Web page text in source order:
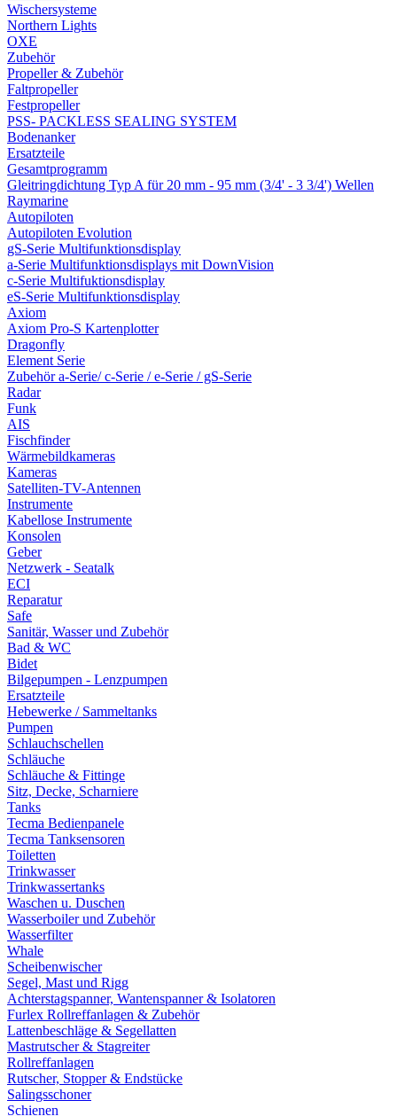
Wischersysteme
Northern Lights
OXE
Zubehör
Propeller & Zubehör
Faltpropeller
Festpropeller
PSS- PACKLESS SEALING SYSTEM
Bodenanker
Ersatzteile
Gesamtprogramm
Gleitringdichtung Typ A für 20 mm - 95 mm (3/4' - 3 3/4') Wellen
Raymarine
Autopiloten
Autopiloten Evolution
gS-Serie Multifunktionsdisplay
a-Serie Multifunktionsdisplays mit DownVision
c-Serie Multifuktionsdisplay
eS-Serie Multifunktionsdisplay
Axiom
Axiom Pro-S Kartenplotter
Dragonfly
Element Serie
Zubehör a-Serie/ c-Serie / e-Serie / gS-Serie
Radar
Funk
AIS
Fischfinder
Wärmebildkameras
Kameras
Satelliten-TV-Antennen
Instrumente
Kabellose Instrumente
Konsolen
Geber
Netzwerk - Seatalk
ECI
Reparatur
Safe
Sanitär, Wasser und Zubehör
Bad & WC
Bidet
Bilgepumpen - Lenzpumpen
Ersatzteile
Hebewerke / Sammeltanks
Pumpen
Schlauchschellen
Schläuche
Schläuche & Fittinge
Sitz, Decke, Scharniere
Tanks
Tecma Bedienpanele
Tecma Tanksensoren
Toiletten
Trinkwasser
Trinkwassertanks
Waschen u. Duschen
Wasserboiler und Zubehör
Wasserfilter
Whale
Scheibenwischer
Segel, Mast und Rigg
Achterstagspanner, Wantenspanner & Isolatoren
Furlex Rollreffanlagen & Zubehör
Lattenbeschläge & Segellatten
Mastrutscher & Stagreiter
Rollreffanlagen
Rutscher, Stopper & Endstücke
Salingsschoner
Schienen